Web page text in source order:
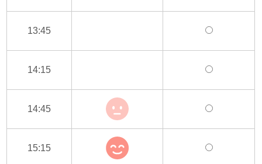
13:45
14:15
14:45
15:15